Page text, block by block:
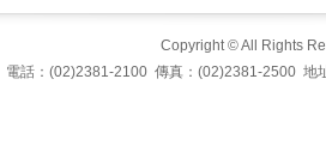
Copyright © All Rights
電話：(02)2381-2100 傳真：(02)2381-2500 地